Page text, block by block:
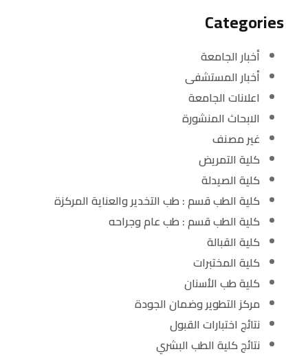
Categories
أخبار الجامعة
أخبار المستشفى
اعلانات الجامعة
الابحاث المنشورة
غير مصنف
كلية التمريض
كلية الصيدلة
كلية الطب قسم : طب التخدير والعناية المركزة
كلية الطب قسم : طب عام وجراحه
كلية القبالة
كلية المختبرات
كلية طب الأسنان
مركز التطوير وضمان الجودة
نتائج اختبارات القبول
نتائج كلية الطب البشري